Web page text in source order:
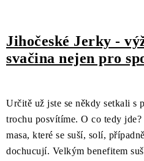
RELAX A REGENERACE
O NÁS NÁŠ PŘÍBĚH
DOPRAVA A PLATBA
Jihočeské Jerky -
svačina nejen pro
Určitě už jste se někdy setkali s
trochu posvítíme. O co tedy
masa, které se suší, solí,
dochucují. Velkým benefitem